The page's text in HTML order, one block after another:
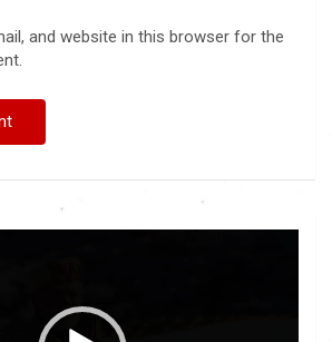
and website in this browser for the